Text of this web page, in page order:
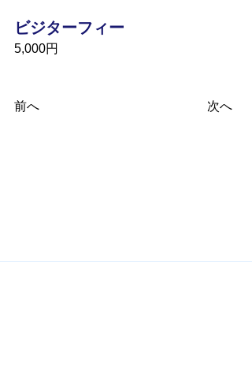
ビジターフィー
5,000円
前へ 次へ